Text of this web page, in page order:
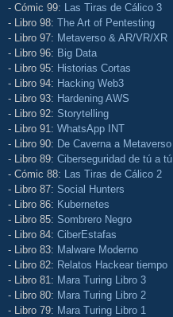
- Cómic 99: Las Tiras de Cálico 3
- Libro 98: The Art of Pentesting
- Libro 97: Metaverso & AR/VR/XR
- Libro 96: Big Data
- Libro 95: Historias Cortas
- Libro 94: Hacking Web3
- Libro 93: Hardening AWS
- Libro 92: Storytelling
- Libro 91: WhatsApp INT
- Libro 90: De Caverna a Metaverso
- Libro 89: Ciberseguridad de tú a tú
- Cómic 88: Las Tiras de Cálico 2
- Libro 87: Social Hunters
- Libro 86: Kubernetes
- Libro 85: Sombrero Negro
- Libro 84: CiberEstafas
- Libro 83: Malware Moderno
- Libro 82: Relatos Hackear tiempo
- Libro 81: Mara Turing Libro 3
- Libro 80: Mara Turing Libro 2
- Libro 79: Mara Turing Libro 1